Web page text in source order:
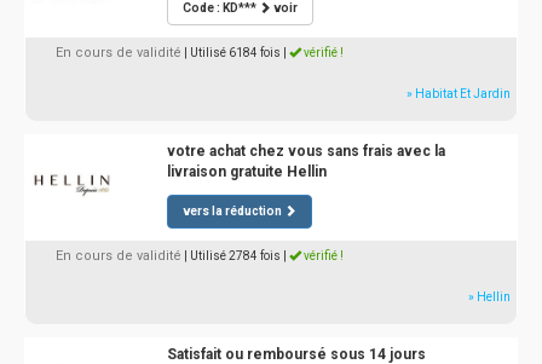
Code : KD*** voir
En cours de validité | Utilisé 6184 fois vérifié !
» Habitat Et Jardin
votre achat chez vous sans frais avec la
livraison gratuite Hellin
vers la réduction
En cours de validité | Utilisé 2784 fois vérifié !
» Hellin
Satisfait ou remboursé sous 14 jours